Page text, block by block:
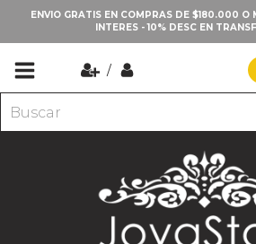
ENVIO GRATIS EN COMPRAS DE $180.000 O
INTERES - 10% DESC EN
/